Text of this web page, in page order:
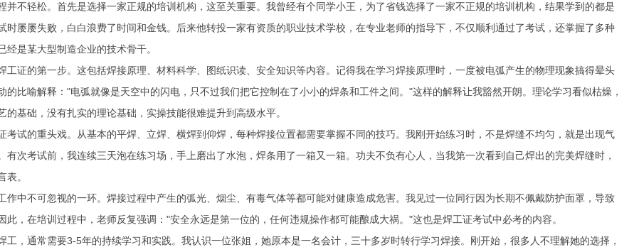
并不轻松。首先是选择一家正规的培训机构，这至关重要。我曾经有个同学小王，为了省钱选择了一家不正规的培训机构，结果学到的都是
时屡屡失败，白白浪费了时间和金钱。后来他转投一家有资质的职业技术学校，在专业老师的指导下，不仅顺利通过了考试，还掌握了多种
经是某大型制造企业的技术骨干。
工证的第一步。这包括焊接原理、材料科学、图纸识读、安全知识等内容。记得我在学习焊接原理时，一度被电弧产生的物理现象搞得晕头
的比喻解释："电弧就像是天空中的闪电，只不过我们把它控制在了小小的焊条和工件之间。"这样的解释让我豁然开朗。理论学习看似枯燥，
的基础，没有扎实的理论基础，实操技能很难提升到高级水平。
考试的重头戏。从基本的平焊、立焊、横焊到仰焊，每种焊接位置都需要掌握不同的技巧。我刚开始练习时，不是焊缝不均匀，就是出现气
有次考试前，我连续三天泡在练习场，手上磨出了水泡，焊条用了一箱又一箱。功夫不负有心人，当我第一次看到自己焊出的完美焊缝时，
表。
作中不可忽视的一环。焊接过程中产生的弧光、烟尘、有毒气体等都可能对健康造成危害。我见过一位同行因为长期不佩戴防护面罩，导致
此，在培训过程中，老师反复强调："安全永远是第一位的，任何违规操作都可能酿成大祸。"这也是焊工证考试中必考的内容。
工，通常需要3-5年的持续学习和实践。我认识一位张姐，她原本是一名会计，三十多岁时转行学习焊接。刚开始，很多人不理解她的选择，